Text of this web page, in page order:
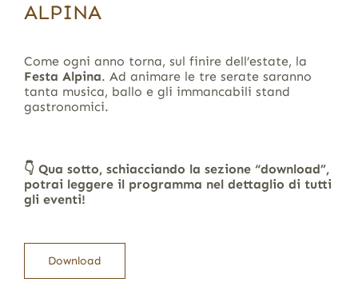
ALPINA
Come ogni anno torna, sul finire dell’estate, la
Festa Alpina. Ad animare le tre serate saranno
tanta musica, ballo e gli immancabili stand
gastronomici.
👇 Qua sotto, schiacciando la sezione “download”,
potrai leggere il programma nel dettaglio di tutti
gli eventi!
Download